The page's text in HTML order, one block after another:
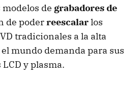
de grabadores de
de poderreescalarlos
tradicionales a la alta
mundo demanda para sus
y plasma.